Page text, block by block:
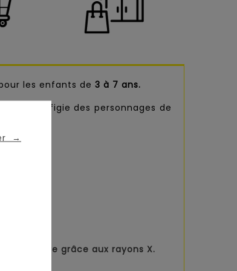
→
les enfants de 3 à 7 ans.
à l'effigie des personnages de
blessure grâce aux rayons X.